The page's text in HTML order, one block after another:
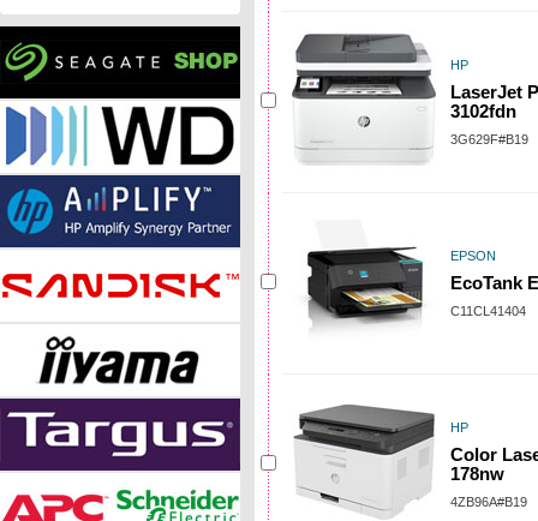
HP
LaserJet
3102fdn
3G629F#B19
EPSON
EcoTank
C11CL41404
HP
Color
178nw
4ZB96A#B19